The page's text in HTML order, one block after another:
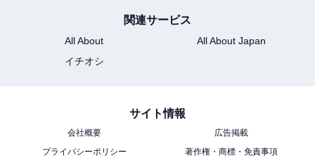
関連サービス
All About
All About Japan
イチオシ
サイト情報
会社概要
広告掲載
プライバシーポリシー
著作権・商標・免責事項